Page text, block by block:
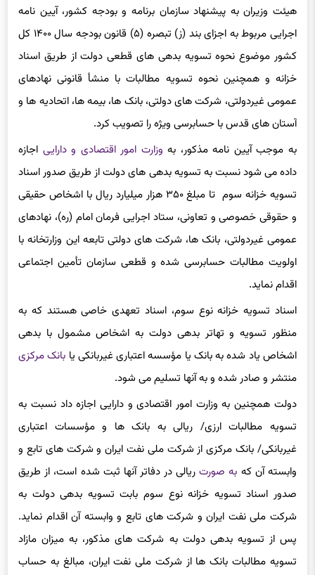
هیئت وزیران به پیشنهاد سازمان برنامه و بودجه کشور، آیین نامه
اجرایی مربوط به اجزای بند (ز) تبصره (۵) قانون بودجه سال ۱۴۰۰ کل
کشور موضوع نحوه تسویه بدهی های قطعی دولت از طریق اسناد
خزانه و همچنین نحوه تسویه مطالبات با منشأ قانونی نهادهای
عمومی غیردولتی، شرکت های دولتی، بانک ها، بیمه ها، اتحادیه ها و
آستان های قدس با حسابرسی ویژه را تصویب کرد.
به موجب آیین نامه مذکور، به وزارت امور اقتصادی و دارایی اجازه
داده می شود نسبت به تسویه بدهی های دولت از طریق صدور اسناد
تسویه خزانه سوم تا مبلغ ۳۵۰ هزار میلیارد ریال با اشخاص حقیقی
و حقوقی خصوصی و تعاونی، ستاد اجرایی فرمان امام (ره)، نهادهای
عمومی غیردولتی، بانک ها، شرکت های دولتی تابعه این وزارتخانه با
اولویت مطالبات حسابرسی شده و قطعی سازمان تأمین اجتماعی
اقدام نماید.
اسناد تسویه خزانه نوع سوم، اسناد تعهدی خاصی هستند که به
منظور تسویه و تهاتر بدهی دولت به اشخاص مشمول با بدهی
اشخاص یاد شده به بانک یا مؤسسه اعتباری غیربانکی یا بانک مرکزی
منتشر و صادر شده و به آنها تسلیم می شود.
دولت همچنین به وزارت امور اقتصادی و دارایی اجازه داد نسبت به
تسویه مطالبات ارزی/ ریالی به بانک ها و مؤسسات اعتباری
غیربانکی/ بانک مرکزی از شرکت‌ ملی نفت ایران و شرکت های تابع و
وابسته آن که به صورتریالی در دفاتر آنها ثبت شده است، از طریق
صدور اسناد تسویه خزانه نوع سوم بابت تسویه بدهی دولت به
شرکت‌ ملی نفت ایران و شرکت های تابع و وابسته آن اقدام نماید.
پس از تسویه بدهی دولت به شرکت های مذکور، به میزان مازاد
تسویه مطالبات بانک ها از شرکت ملی نفت ایران، مبالغ به حساب